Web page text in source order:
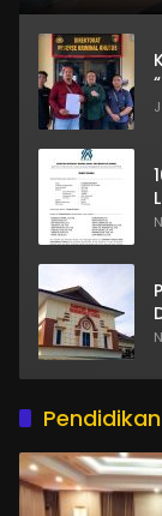
Pendidikan